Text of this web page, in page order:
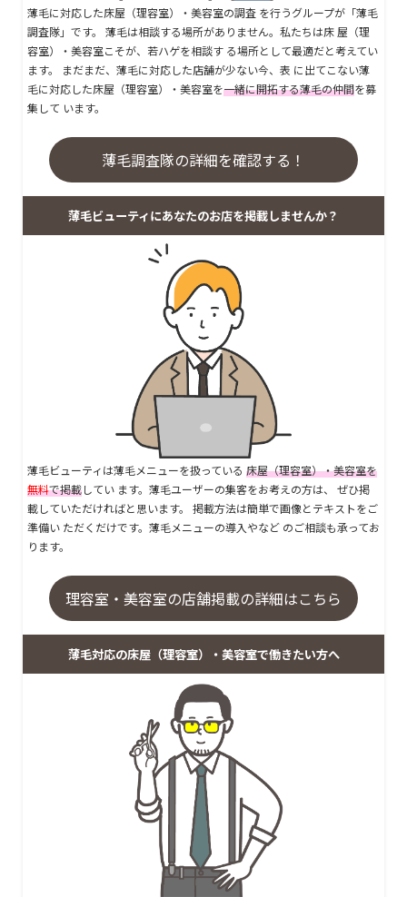
薄毛に対応した床屋（理容室）・美容室の調査 を行うグループが「薄毛
調査隊」です。 薄毛は相談する場所がありません。私たちは床 屋（理
容室）・美容室こそが、若ハゲを相談す る場所として最適だと考えてい
ます。 まだまだ、薄毛に対応した店舗が少ない今、表 に出てこない薄
毛に対応した床屋（理容室）・美容室を一緒に開拓する薄毛の仲間を募
集して います。
薄毛調査隊の詳細を確認する！
薄毛ビューティにあなたのお店を掲載しませんか？
薄毛ビューティは薄毛メニューを扱っている 床屋（理容室）・美容室を
無料で掲載してい ます。薄毛ユーザーの集客をお考えの方は、 ぜひ掲
載していただければと思います。 掲載方法は簡単で画像とテキストをご
準備い ただくだけです。薄毛メニューの導入やなど のご相談も承ってお
ります。
理容室・美容室の店舗掲載の詳細はこちら
薄毛対応の床屋（理容室）・美容室で働きたい方へ